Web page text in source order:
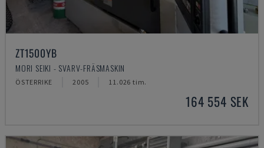
ZT1500YB
MORI SEIKI - SVARV-FRÄSMASKIN
ÖSTERRIKE 2005 11.026 tim.
164 554 SEK